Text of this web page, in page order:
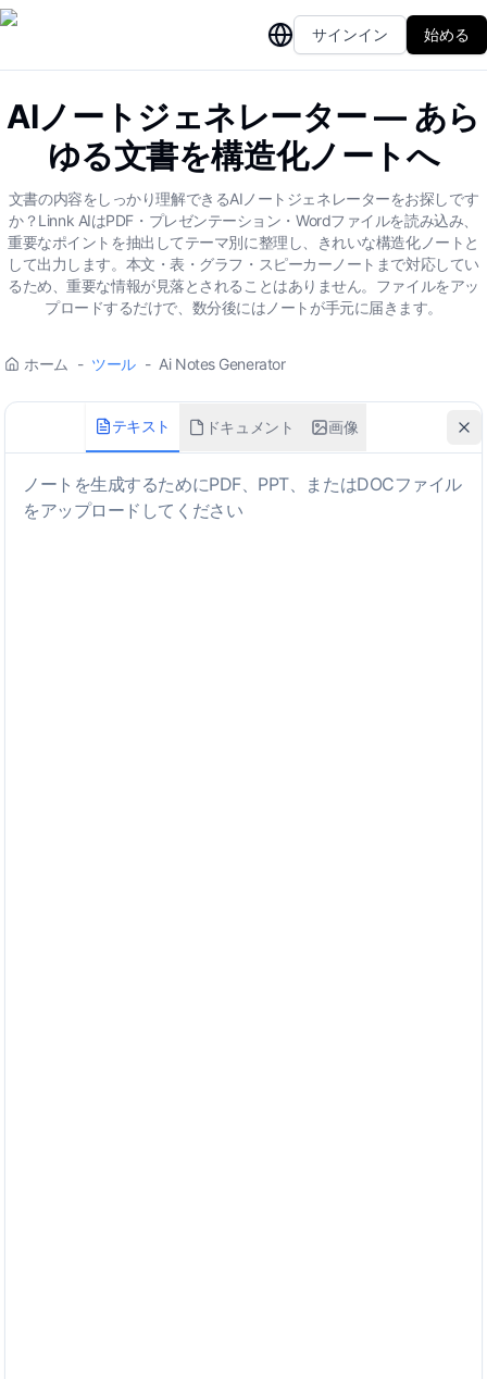
サインイン 始める
AIノートジェネレーター — あら
ゆる文書を構造化ノートへ
文書の内容をしっかり理解できるAIノートジェネレーターをお探しです
か？Linnk AIはPDF・プレゼンテーション・Wordファイルを読み込み、
重要なポイントを抽出してテーマ別に整理し、きれいな構造化ノートと
して出力します。本文・表・グラフ・スピーカーノートまで対応してい
るため、重要な情報が見落とされることはありません。ファイルをアッ
プロードするだけで、数分後にはノートが手元に届きます。
ホーム - ツール - Ai Notes Generator
テキスト ドキュメント 画像